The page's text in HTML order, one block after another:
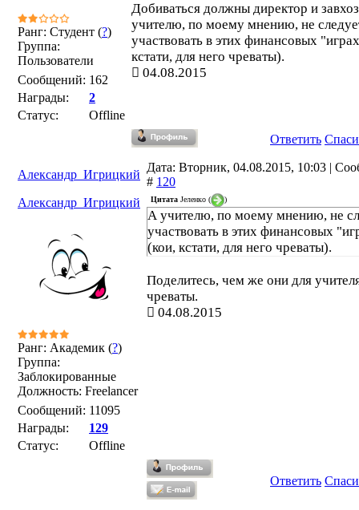
Ранг: Студент (?)
Группа:
Пользователи
Сообщений: 162
Награды:
2
Статус:
Offline
Добиваться должны директор и
учителю, по моему мнению, не
участвовать в этих финансовых
кстати, для него чреваты).
04.08.2015
Ответить
Александр_Игрицкий
Дата: Вторник, 04.08.2015, 10:03 |
# 120
Александр_Игрицкий
Ранг: Академик (?)
Группа:
Заблокированные
Должность: Freelancer
Сообщений: 11095
Награды:
129
Статус:
Offline
Цитата Јеленко ( )
А учителю, по моему мнению, не
участвовать в этих финансовых
(кои, кстати, для него чреваты).
Поделитесь, чем же они для
чреваты.
04.08.2015
Ответить